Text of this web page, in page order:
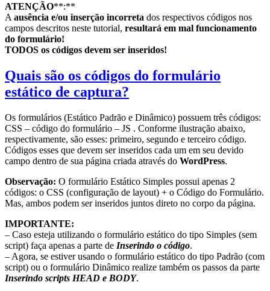
ATENÇÃO**:**
A ausência e/ou inserção incorreta dos respectivos códigos nos
campos descritos neste tutorial, resultará em mal funcionamento
do formulário!
TODOS os códigos devem ser inseridos!
Quais são os códigos do formulário
estático de captura?
Os formulários (Estático Padrão e Dinâmico) possuem três códigos:
CSS – código do formulário – JS . Conforme ilustração abaixo,
respectivamente, são esses: primeiro, segundo e terceiro código.
Códigos esses que devem ser inseridos cada um em seu devido
campo dentro de sua página criada através do WordPress.
Observação: O formulário Estático Simples possui apenas 2
códigos: o CSS (configuração de layout) + o Código do Formulário.
Mas, ambos podem ser inseridos juntos direto no corpo da página.
IMPORTANTE:
– Caso esteja utilizando o formulário estático do tipo Simples (sem
script) faça apenas a parte de Inserindo o código.
– Agora, se estiver usando o formulário estático do tipo Padrão (com
script) ou o formulário Dinâmico realize também os passos da parte
Inserindo scripts HEAD e BODY.